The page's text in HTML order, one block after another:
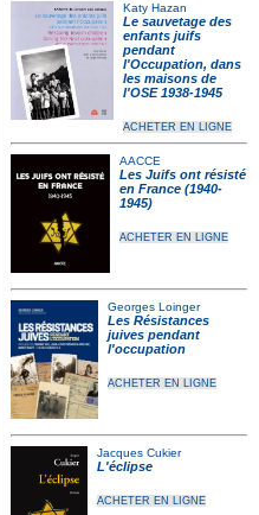
Katy Hazan
Le sauvetage des
enfants juifs
pendant
l'Occupation, dans
les maisons de
l'OSE 1938-1945
ACHETER EN LIGNE
AACCE
Les Juifs ont résisté
en France (1940-
1945)
ACHETER EN LIGNE
Georges Loinger
Les Résistances
juives pendant
l'occupation
ACHETER EN LIGNE
Jacques Cukier
L'éclipse
ACHETER EN LIGNE